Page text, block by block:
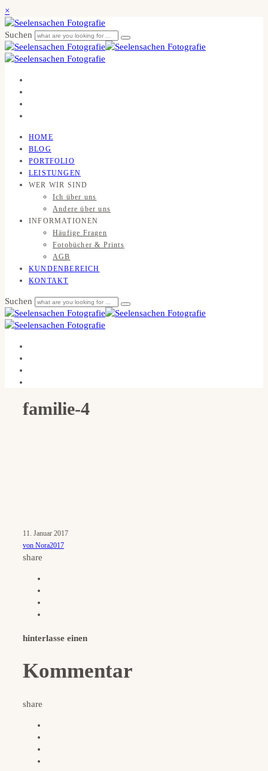
×
Suchen
HOME
BLOG
PORTFOLIO
LEISTUNGEN
WER WIR SIND
Ich über uns
Andere über uns
INFORMATIONEN
Häufige Fragen
Fotobücher & Prints
AGB
KUNDENBEREICH
KONTAKT
Suchen
familie-4
11. Januar 2017
von Nora2017
share
hinterlasse einen
Kommentar
share